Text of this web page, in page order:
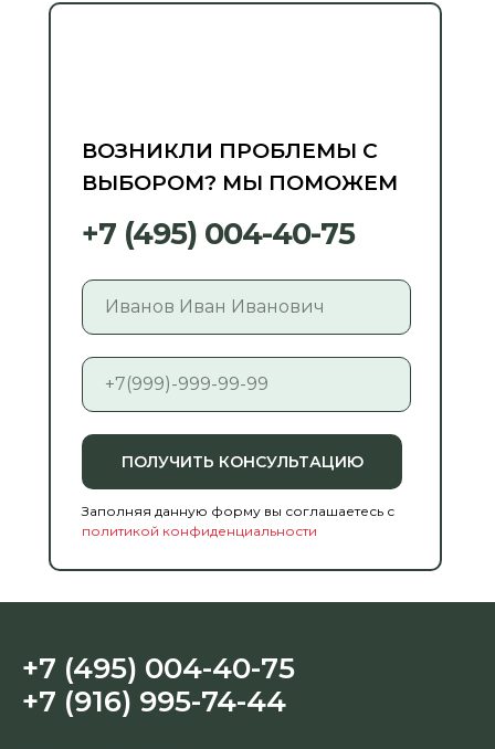
ПОЛУЧИТЬ КОНСУЛЬТАЦИЮ
ВОЗНИКЛИ ПРОБЛЕМЫ С
ВЫБОРОМ? МЫ ПОМОЖЕМ
Заполняя данную форму вы соглашаетесь с
политикой конфиденциальности
+7 (495) 004-40-75
+7 (495) 004-40-75
+7 (916) 995-74-44